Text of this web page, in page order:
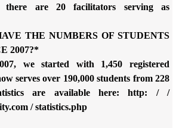
there are 20 facilitators serving as
THE NUMBERS OF STUDENTS
2007?*
we started with 1,450 registered
serves over 190,000 students from 228
are
available here: http: / /
/ statistics.php